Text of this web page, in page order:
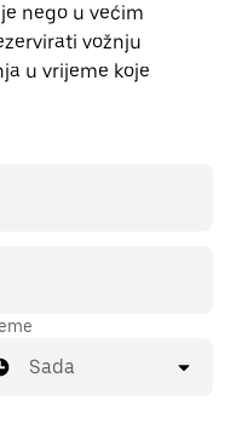
nego u većim
vožnju
u vrijeme koje
Sada